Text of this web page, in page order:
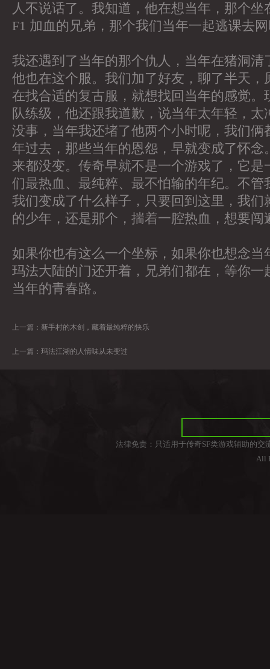
人不说话了。我知道，他在想当年，那个
F1 加血的兄弟，那个我们当年一起逃课去
我还遇到了当年的那个仇人，当年在猪洞清
他也在这个服。我们加了好友，聊了半天，
在找合适的复古服，就想找回当年的感觉。
队练级，他还跟我道歉，说当年太年轻，太
没事，当年我还堵了他两个小时呢，我们俩
年过去，那些当年的恩怨，早就变成了怀念
来都没变。传奇早就不是一个游戏了，它是
们最热血、最纯粹、最不怕输的年纪。不管
我们变成了什么样子，只要回到这里，我们
的少年，还是那个，揣着一腔热血，想要闯
如果你也有这么一个坐标，如果你也想念当
玛法大陆的门还开着，兄弟们都在，等你一
当年的青春路。
上一篇： 新手村的木剑，藏着最纯粹的快乐
上一篇： 玛法江湖的人情味从未变过
法律免责：只适用于传奇SF类游戏辅助的
All